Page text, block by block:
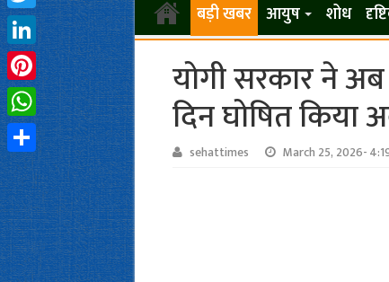
बड़ी खबर आयुष शोध
योगी सरकार ने अब
दिन घोषित किया
sehattimes March 25, 2026-
Twitter
LinkedIn
Pinterest
WhatsApp
Share